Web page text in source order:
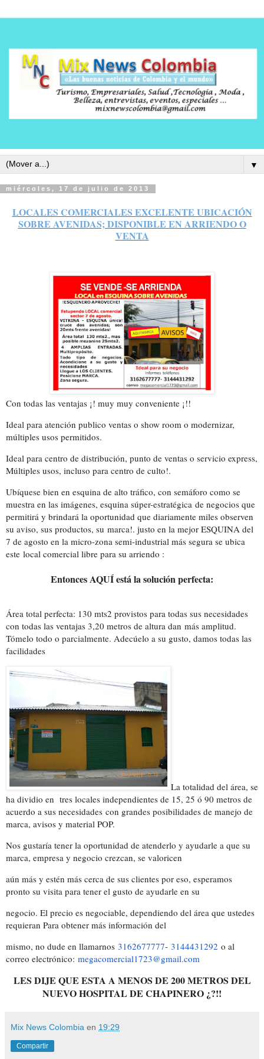
▼
miércoles, 17 de julio de 2013
LOCALES COMERCIALES EXCELENTE UBICACIÓN
SOBRE AVENIDAS; DISPONIBLE EN ARRIENDO O
VENTA
Con todas las ventajas ¡! muy muy conveniente ¡!!
Ideal para atención publico ventas o show room o modernizar,
múltiples usos permitidos.
Ideal para centro de distribución, punto de ventas o servicio express,
Múltiples usos, incluso para centro de culto!.
Ubíquese bien en esquina de alto tráfico, con semáforo como se
muestra en las imágenes, esquina súper-estratégica de negocios que
permitirá y brindará la oportunidad que diariamente miles observen
su aviso, sus productos, su marca!. justo en la mejor ESQUINA del
7 de agosto en la micro-zona semi-industrial más segura se ubica
este local comercial libre para su arriendo :
Entonces AQUÍ está la solución perfecta:
Área total perfecta: 130 mts2 provistos para todas sus necesidades
con todas las ventajas 3,20 metros de altura dan más amplitud.
Tómelo todo o parcialmente. Adecúelo a su gusto, damos todas las
facilidades
La totalidad del área, se
ha dividio en tres locales independientes de 15, 25 ó 90 metros de
acuerdo a sus necesidades con grandes posibilidades de manejo de
marca, avisos y material POP.
Nos gustaría tener la oportunidad de atenderlo y ayudarle a que su
marca, empresa y negocio crezcan, se valoricen
aún más y estén más cerca de sus clientes por eso, esperamos
pronto su visita para tener el gusto de ayudarle en su
negocio. El precio es negociable, dependiendo del área que ustedes
requieran Para obtener más información del
mismo, no dude en llamarnos 3162677777- 3144431292 o al
correo electrónico: megacomercial1723@gmail.com
LES DIJE QUE ESTA A MENOS DE 200 METROS DEL
NUEVO HOSPITAL DE CHAPINERO ¿?!!
Mix News Colombia en 19:29
Compartir